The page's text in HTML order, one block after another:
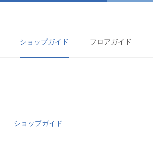
ショップガイド フロアガイド
ショップガイド